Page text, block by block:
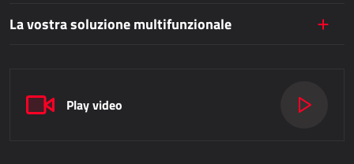
Power Logistics
LAVORO SUL CAMPO
La vostra soluzione multifunzionale
Play video